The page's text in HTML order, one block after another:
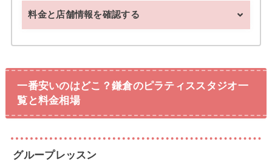
料金と店舗情報を確認する
一番安いのはどこ？鎌倉のピラティススタジオ一
覧と料金相場
グループレッスン